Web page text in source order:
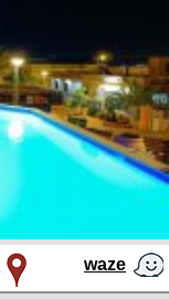
waze